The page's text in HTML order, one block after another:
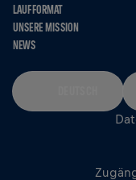
LAUFFORMAT
UNSERE MISSION
NEWS